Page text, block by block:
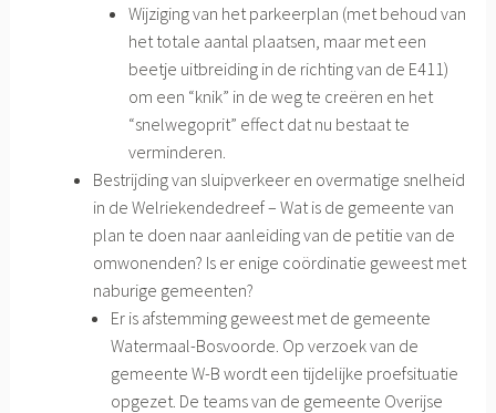
Wijziging van het parkeerplan (met behoud van
het totale aantal plaatsen, maar met een
beetje uitbreiding in de richting van de E411)
om een “knik” in de weg te creëren en het
“snelwegoprit” effect dat nu bestaat te
verminderen.
Bestrijding van sluipverkeer en overmatige snelheid
in de Welriekendedreef – Wat is de gemeente van
plan te doen naar aanleiding van de petitie van de
omwonenden? Is er enige coördinatie geweest met
naburige gemeenten?
Er is afstemming geweest met de gemeente
Watermaal-Bosvoorde. Op verzoek van de
gemeente W-B wordt een tijdelijke proefsituatie
opgezet. De teams van de gemeente Overijse